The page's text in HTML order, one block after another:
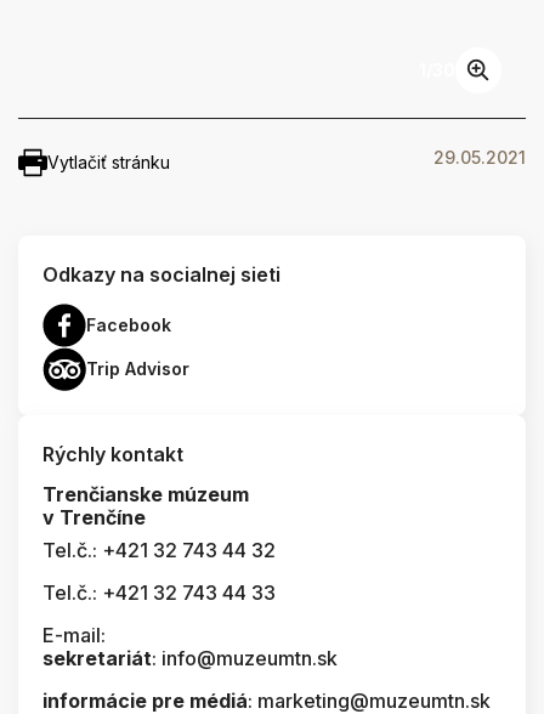
Vytlačiť stránku 29.05.2021
Odkazy na socialnej sieti
Facebook
Trip Advisor
Rýchly kontakt
Trenčianske múzeum
v Trenčíne
Tel.č.: +421 32 743 44 32
Tel.č.: +421 32 743 44 33
E-mail:
sekretariát: info@muzeumtn.sk
informácie pre médiá: marketing@muzeumtn.sk